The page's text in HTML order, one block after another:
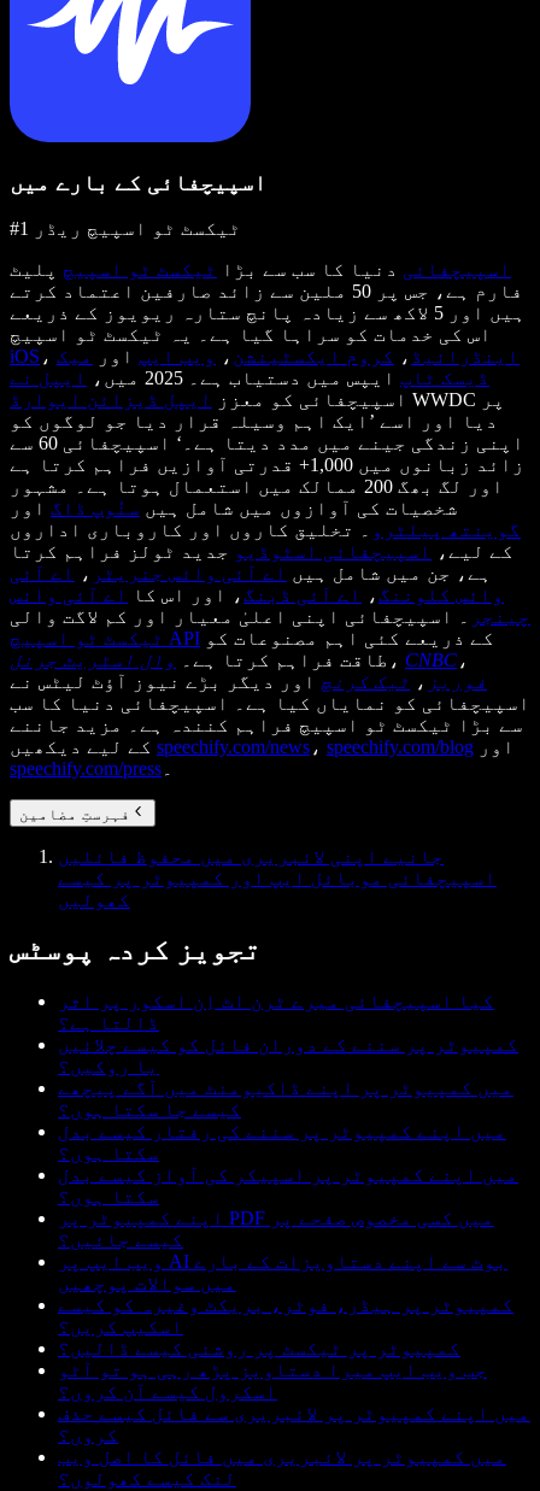
اسپیچفائی کے بارے میں
#1 ٹیکسٹ ٹو اسپیچ ریڈر
اسپیچفائی دنیا کا سب سے بڑا ٹیکسٹ ٹو اسپیچ پلیٹ
فارم ہے، جس پر 50 ملین سے زائد صارفین اعتماد کرتے
ہیں اور 5 لاکھ سے زیادہ پانچ ستارہ ریویوز کے ذریعے
اس کی خدمات کو سراہا گیا ہے۔ یہ ٹیکسٹ ٹو اسپیچ
iOS ، اینڈرائیڈ ، کروم ایکسٹینشن ، ویب ایپ اور
میک
ڈیسک ٹاپ ایپس میں دستیاب ہے۔ 2025 میں،
ایپل نے
اسپیچفائی کو معزز
ایپل ڈیزائن ایوارڈ
WWDC پر
دیا اور اسے ’ایک اہم وسیلہ قرار دیا جو لوگوں کو
اپنی زندگی جینے میں مدد دیتا ہے۔‘ اسپیچفائی 60 سے
زائد زبانوں میں 1,000+ قدرتی آوازیں فراہم کرتا ہے
اور لگ بھگ 200 ممالک میں استعمال ہوتا ہے۔ مشہور
شخصیات کی آوازوں میں شامل ہیں سنُوپ ڈاگ اور
گوینتھ پیلٹرو
۔ تخلیق کاروں اور کاروباری اداروں
کے لیے،
اسپیچفائی اسٹوڈیو جدید ٹولز فراہم کرتا
ہے، جن میں شامل ہیں اے آئی وائس جنریٹر ،
اے آئی
وائس کلوننگ، اے آئی ڈبنگ، اور اس کا
اے آئی وائس
چینجر
۔ اسپیچفائی اپنی اعلیٰ معیار اور کم لاگت والی
ٹیکسٹ ٹو اسپیچ API
طاقت فراہم کرتا ہے۔
وال اسٹریٹ جرنل ، CNBC ،
فوربز ، ٹیک کرنچ اور دیگر بڑے نیوز آؤٹ لیٹس نے
اسپیچفائی کو نمایاں کیا ہے۔ اسپیچفائی دنیا کا سب
سے بڑا ٹیکسٹ ٹو اسپیچ فراہم کنندہ ہے۔ مزید جاننے
speechify.com/news ، speechify.com/blog اور
speechify.com/press
فہرستِ مضامین
جانیے اپنی لائبریری میں محفوظ فائلیں
اسپیچفائی موبائل ایپ اور کمپیوٹر پر کیسے
کھولیں
تجویز کردہ پوسٹس
کیا اسپیچفائی میرے ٹرن اٹ اِن اسکور پر اثر
ڈالتا ہے؟
کمپیوٹر پر سننے کے دوران فائل کو کیسے چلائیں
یا روکیں؟
میں کمپیوٹر پر اپنے ڈاکیومنٹ میں آگے پیچھے
کیسے جا سکتا ہوں؟
میں اپنے کمپیوٹر پر سننے کی رفتار کیسے بدل
سکتا ہوں؟
میں اپنے کمپیوٹر پر اسپیکر کی آواز کیسے بدل
سکتا ہوں؟
اپنے کمپیوٹر پر PDF میں کسی مخصوص صفحے پر
کیسے جائیں؟
ویب ایپ پر AI بوٹ سے اپنے دستاویزات کے بارے
میں سوالات پوچھیں
کمپیوٹر پر ہیڈر، فوٹر، بریکٹ وغیرہ کو کیسے
اسکیپ کریں؟
کمپیوٹر پر ٹیکسٹ پر روشنی کیسے ڈالیں؟
جب ویب ایپ میرا دستاویز پڑھ رہی ہو تو آٹو
اسکرول کیسے آن کروں؟
میں اپنے کمپیوٹر پر لائبریری سے فائل کیسے حذف
کروں؟
میں کمپیوٹر پر لائبریری میں فائل کا اصل ویب
لنک کیسے کھولوں؟